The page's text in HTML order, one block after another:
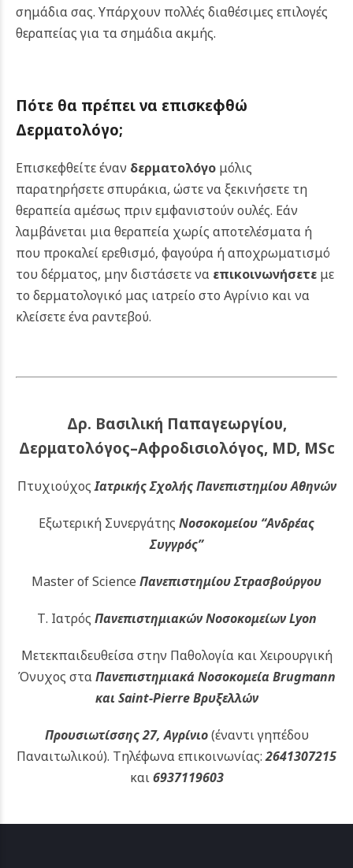
σημάδια σας. Υπάρχουν πολλές διαθέσιμες επιλογές
θεραπείας για τα σημάδια ακμής.
Πότε θα πρέπει να επισκεφθώ
Δερματολόγο;
Επισκεφθείτε έναν δερματολόγο μόλις
παρατηρήσετε σπυράκια, ώστε να ξεκινήσετε τη
θεραπεία αμέσως πριν εμφανιστούν ουλές. Εάν
λαμβάνεται μια θεραπεία χωρίς αποτελέσματα ή
που προκαλεί ερεθισμό, φαγούρα ή αποχρωματισμό
του δέρματος, μην διστάσετε να επικοινωνήσετε με
το δερματολογικό μας ιατρείο στο Αγρίνιο και να
κλείσετε ένα ραντεβού.
Δρ. Βασιλική Παπαγεωργίου,
Δερματολόγος–Αφροδισιολόγος, MD, MSc
ΠτυχιούχοςΙατρικής Σχολής Πανεπιστημίου Αθηνών
Εξωτερική Συνεργάτης Νοσοκομείου “Ανδρέας
Συγγρός”
Master of Science Πανεπιστημίου Στρασβούργου
Τ. Ιατρός Πανεπιστημιακών Νοσοκομείων Lyon
Μετεκπαιδευθείσα στην Παθολογία και Χειρουργική
Όνυχος σταΠανεπιστημιακά Νοσοκομεία Brugmann
και Saint-Pierre Βρυξελλών
Προυσιωτίσσης 27, Αγρίνιο(έναντι γηπέδου
Παναιτωλικού). Τηλέφωνα επικοινωνίας:2641307215
και6937119603